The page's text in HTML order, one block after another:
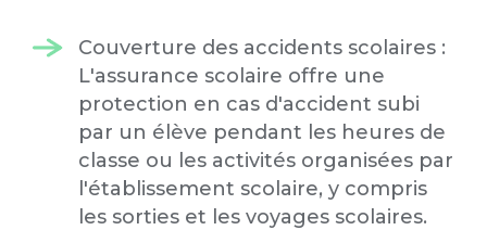
Couverture des accidents scolaires :
L'assurance scolaire offre une
protection en cas d'accident subi
par un élève pendant les heures de
classe ou les activités organisées par
l'établissement scolaire, y compris
les sorties et les voyages scolaires.